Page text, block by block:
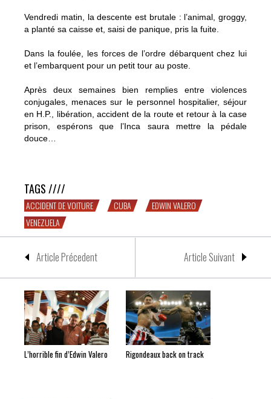
Vendredi matin, la descente est brutale : l’animal, groggy,
a planté sa caisse et, saisi de panique, pris la fuite.
Dans la foulée, les forces de l’ordre débarquent chez lui
et l’embarquent pour un petit tour au poste.
Après deux semaines bien remplies entre violences
conjugales, menaces sur le personnel hospitalier, séjour
en H.P., libération, accident de la route et retour à la case
prison, espérons que l’Inca saura mettre la pédale
douce…
TAGS ////
ACCIDENT DE VOITURE CUBA
EDWIN VALERO
VENEZUELA
Article Précedent Article Suivant
L’horrible fin d’Edwin Valero Rigondeaux back on track